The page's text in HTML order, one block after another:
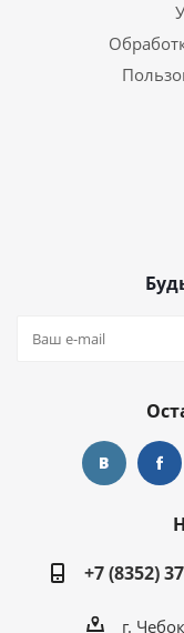
+7 (8352)
г.